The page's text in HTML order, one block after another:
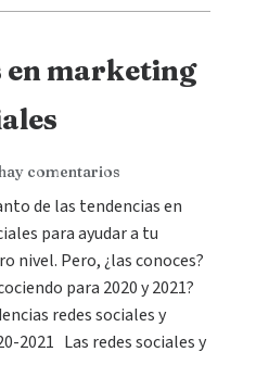
en marketing
comentarios
de las tendencias en
para ayudar a tu
nivel. Pero, ¿las conoces?
para 2020 y 2021?
redes sociales y
2021 Las redes sociales y